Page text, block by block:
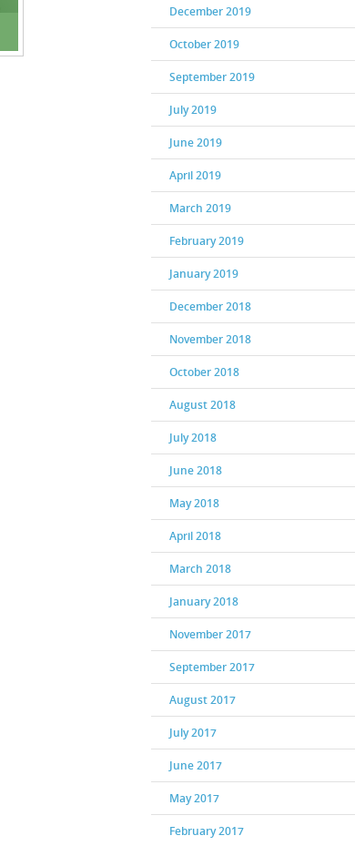
December 2019
October 2019
September 2019
July 2019
June 2019
April 2019
March 2019
February 2019
January 2019
December 2018
November 2018
October 2018
August 2018
July 2018
June 2018
May 2018
April 2018
March 2018
January 2018
November 2017
September 2017
August 2017
July 2017
June 2017
May 2017
February 2017